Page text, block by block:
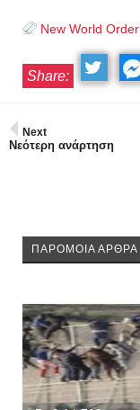
New World Order
Share:
Next
Νεότερη ανάρτηση
ΠΑΡΟΜΟΙΑ ΑΡΘΡΑ